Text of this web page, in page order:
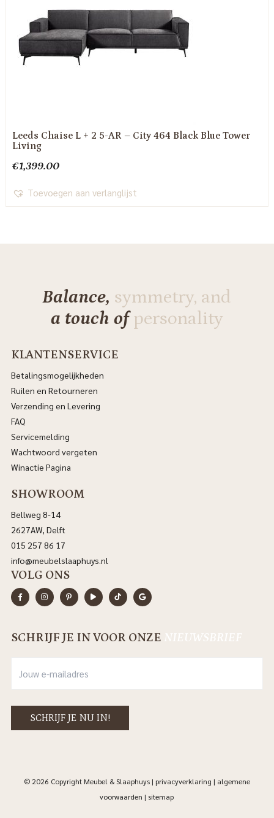
Leeds Chaise L + 2 5-AR – City 464 Black Blue Tower
Living
€1,399.00
Toevoegen aan verlanglijst
Balance, symmetry, and
a touch ofpersonality
KLANTENSERVICE
Betalingsmogelijkheden
Ruilen en Retourneren
Verzending en Levering
FAQ
Servicemelding
Wachtwoord vergeten
Winactie Pagina
SHOWROOM
Bellweg 8-14
2627AW, Delft
015 257 86 17
info@meubelslaaphuys.nl
VOLG ONS
SCHRIJF JE IN VOOR ONZE NIEUWSBRIEF
© 2026 Copyright Meubel & Slaaphuys | privacyverklaring | algemene
voorwaarden | sitemap